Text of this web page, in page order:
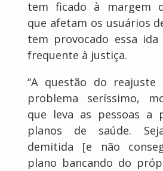
tem ficado à margem
que afetam os usuários
tem provocado essa ida
frequente à justiça.
“A questão do
problema seríssimo,
que leva as pessoas a
planos de saúde.
demitida [e não
plano bancando do